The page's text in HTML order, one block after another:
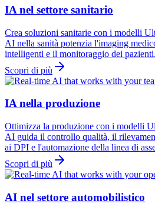
IA nel settore sanitario
Crea soluzioni sanitarie con i modelli
AI nella sanità potenzia l'imaging
intelligenti e il monitoraggio dei pazienti.
Scopri di più
IA nella produzione
Ottimizza la produzione con i modelli
AI guida il controllo qualità, il
ai DPI e l'automazione della linea di
Scopri di più
AI nel settore automobilistico